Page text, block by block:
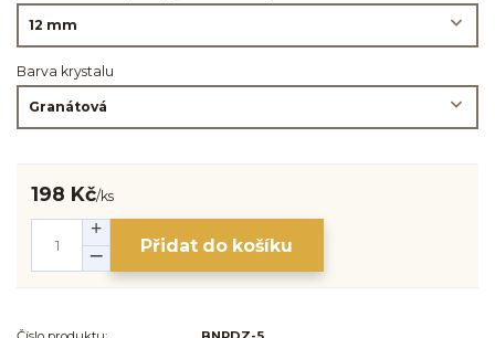
Barva krystalu
198 Kč/ks
Přidat do košíku